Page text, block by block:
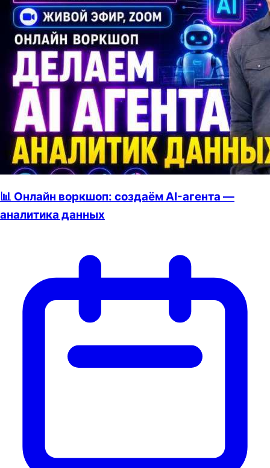
📊 Онлайн воркшоп: создаём AI-агента —
аналитика данных